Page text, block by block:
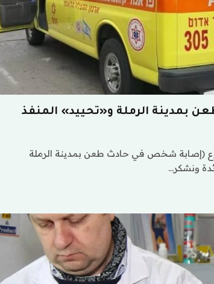
الرملة و«تحييد» المنفذ
(إصابة شخص في حادث طعن بمدينة الرملة
ونشكر…